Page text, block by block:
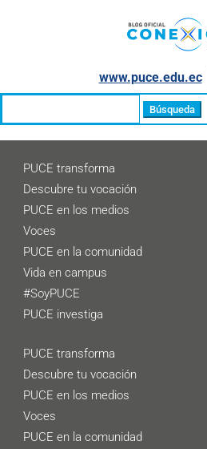
www.puce.edu.ec│
PUCE transforma
Descubre tu vocación
PUCE en los medios
Voces
PUCE en la comunidad
Vida en campus
#SoyPUCE
PUCE investiga
PUCE transforma
Descubre tu vocación
PUCE en los medios
Voces
PUCE en la comunidad